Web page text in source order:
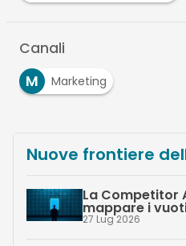
Canali
M
Marketing
Nuove frontiere
La Competitor
mappare i
27 Lug 2026